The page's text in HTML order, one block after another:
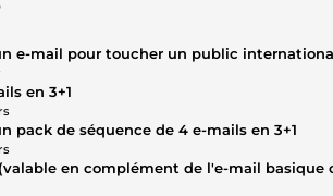
e-mail pour toucher un public
en 3+1
pack de séquence de 4 e-mails en 3+1
en complément de l'e-mail basique